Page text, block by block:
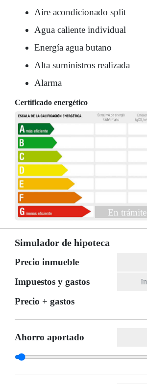
Aire acondicionado split
Agua caliente individual
Energía agua butano
Alta suministros realizada
Alarma
Certificado energético
En trámite
Simulador de hipoteca
Precio inmueble
Impuestos y gastos
Precio + gastos
Ahorro aportado